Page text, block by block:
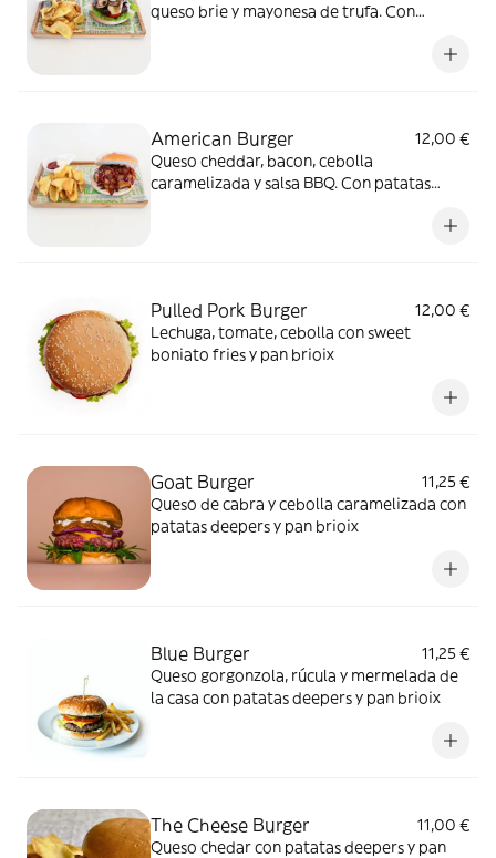
queso brie y mayonesa de trufa. Con
American Burger
12,00 €
Queso cheddar, bacon, cebolla
caramelizada y salsa BBQ. Con patatas
Pulled Pork Burger
12,00 €
Lechuga, tomate, cebolla con sweet
boniato fries y pan brioix
Goat Burger
11,25 €
Queso de cabra y cebolla caramelizada con
patatas deepers y pan brioix
Blue Burger
11,25 €
Queso gorgonzola, rúcula y mermelada de
la casa con patatas deepers y pan brioix
The Cheese Burger
11,00 €
Queso chedar con patatas deepers y pan